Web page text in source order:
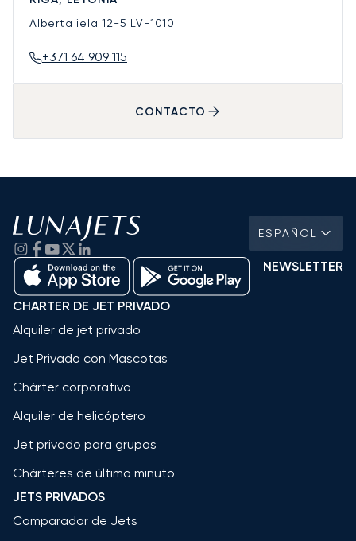
Alberta iela 12-5 LV-1010
+371 64 909 115
CONTACTO
ESPAÑOL
NEWSLETTER
CHARTER DE JET PRIVADO
Alquiler de jet privado
Jet Privado con Mascotas
Chárter corporativo
Alquiler de helicóptero
Jet privado para grupos
Chárteres de último minuto
JETS PRIVADOS
Comparador de Jets